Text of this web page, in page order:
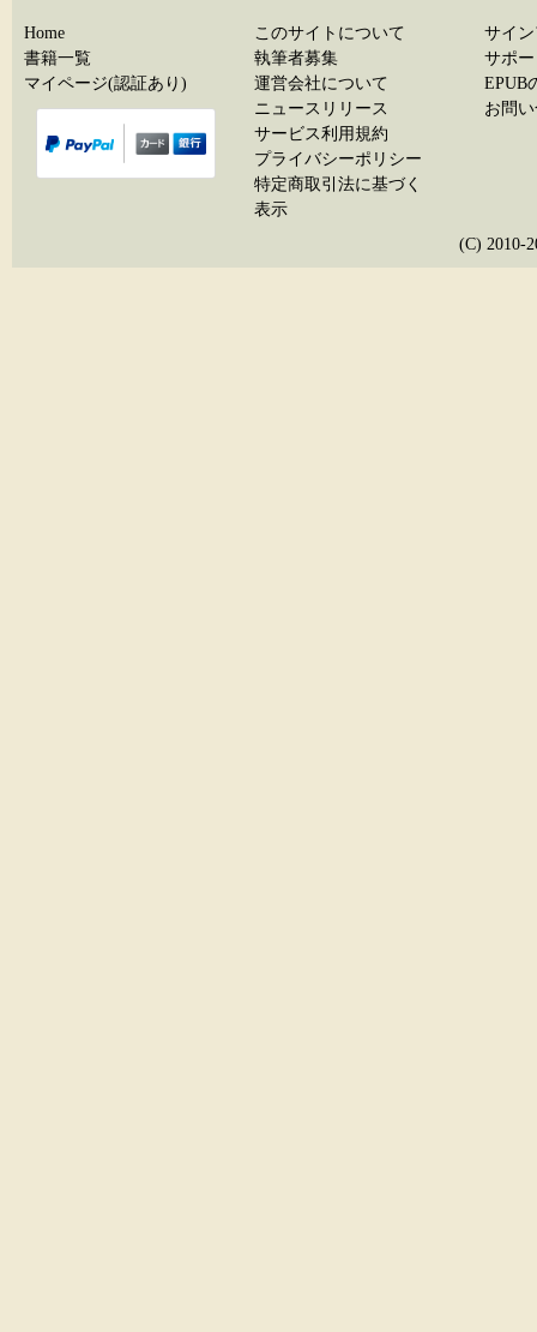
Home
書籍一覧
マイページ(認証あり)
このサイトについて
執筆者募集
運営会社について
ニュースリリース
サービス利用規約
プライバシーポリシー
特定商取引法に基づく
表示
サイ
サポ
EPUB
お問
(C) 2010-